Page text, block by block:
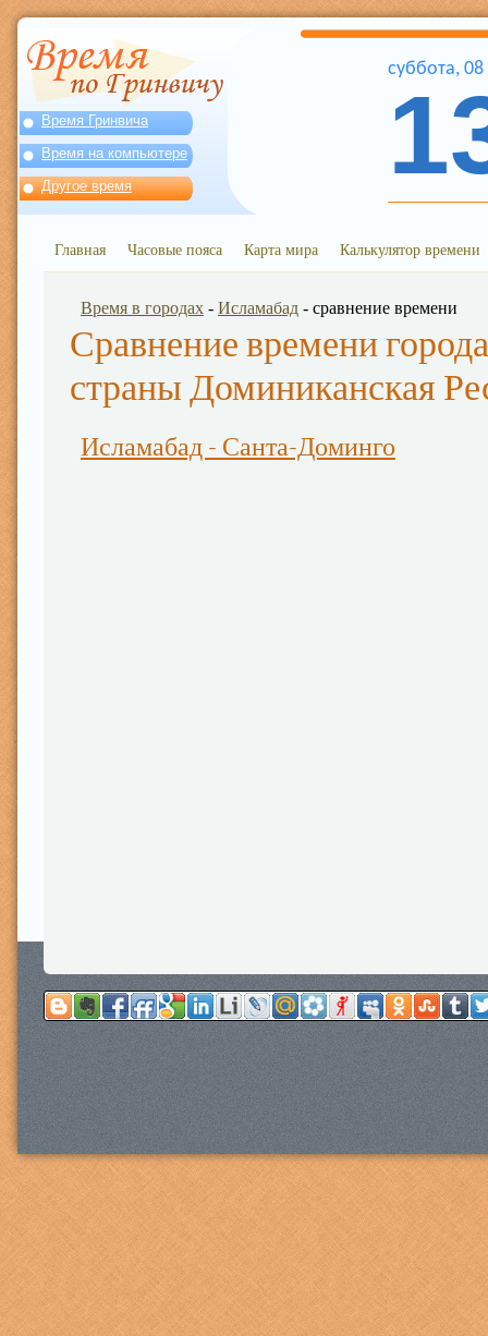
Время Гринвича
Время на компьютере
Другое время
суббота, 08
Главная Часовые пояса Карта мира Калькулятор времени
Время в городах - Исламабад - сравнение времени
Сравнение времени
страны Доминиканская
Исламабад - Санта-Доминго